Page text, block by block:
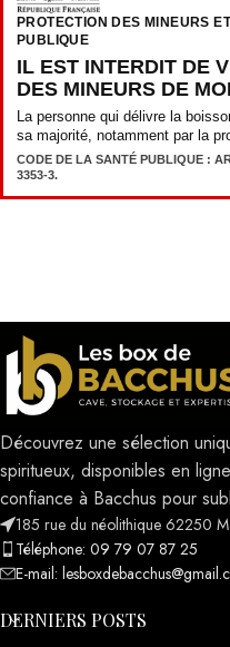
PROTECTION DES MINEURS
PUBLIQUE
IL EST INTERDIT DE
DES MINEURS DE
La personne qui délivre la
sa majorité, notamment par la
CODE DE LA SANTÉ PUBLIQUE :
3353-3.
Découvrez une sélection
spiritueux, disponibles en
confiance à Bacchus pour
185 rue du néolithique 62250
Téléphone: 09 79 07 87 25
E-mail:
DERNIERS POSTS